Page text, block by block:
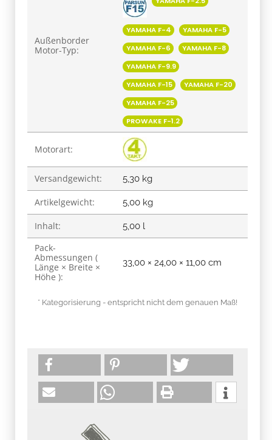
Außenborder
Motor-Typ:
YAMAHA F-4
YAMAHA F-5
YAMAHA F-6
YAMAHA F-8
YAMAHA F-9.9
YAMAHA F-15
YAMAHA F-20
YAMAHA F-25
PROWAKE F-1.2
Motorart:
Versandgewicht: 5,30 kg
Artikelgewicht: 5,00 kg
Inhalt: 5,00 l
Pack-
Abmessungen (
Länge × Breite ×
Höhe ):
33,00 × 24,00 × 11,00 cm
* Kategorisierung - entspricht nicht dem genauen Maß!